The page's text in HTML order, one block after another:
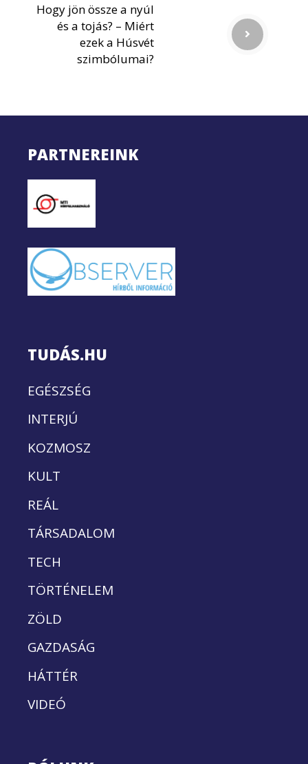
Hogy jön össze a nyúl
és a tojás? – Miért
ezek a Húsvét
szimbólumai?
PARTNEREINK
TUDÁS.HU
EGÉSZSÉG
INTERJÚ
KOZMOSZ
KULT
REÁL
TÁRSADALOM
TECH
TÖRTÉNELEM
ZÖLD
GAZDASÁG
HÁTTÉR
VIDEÓ